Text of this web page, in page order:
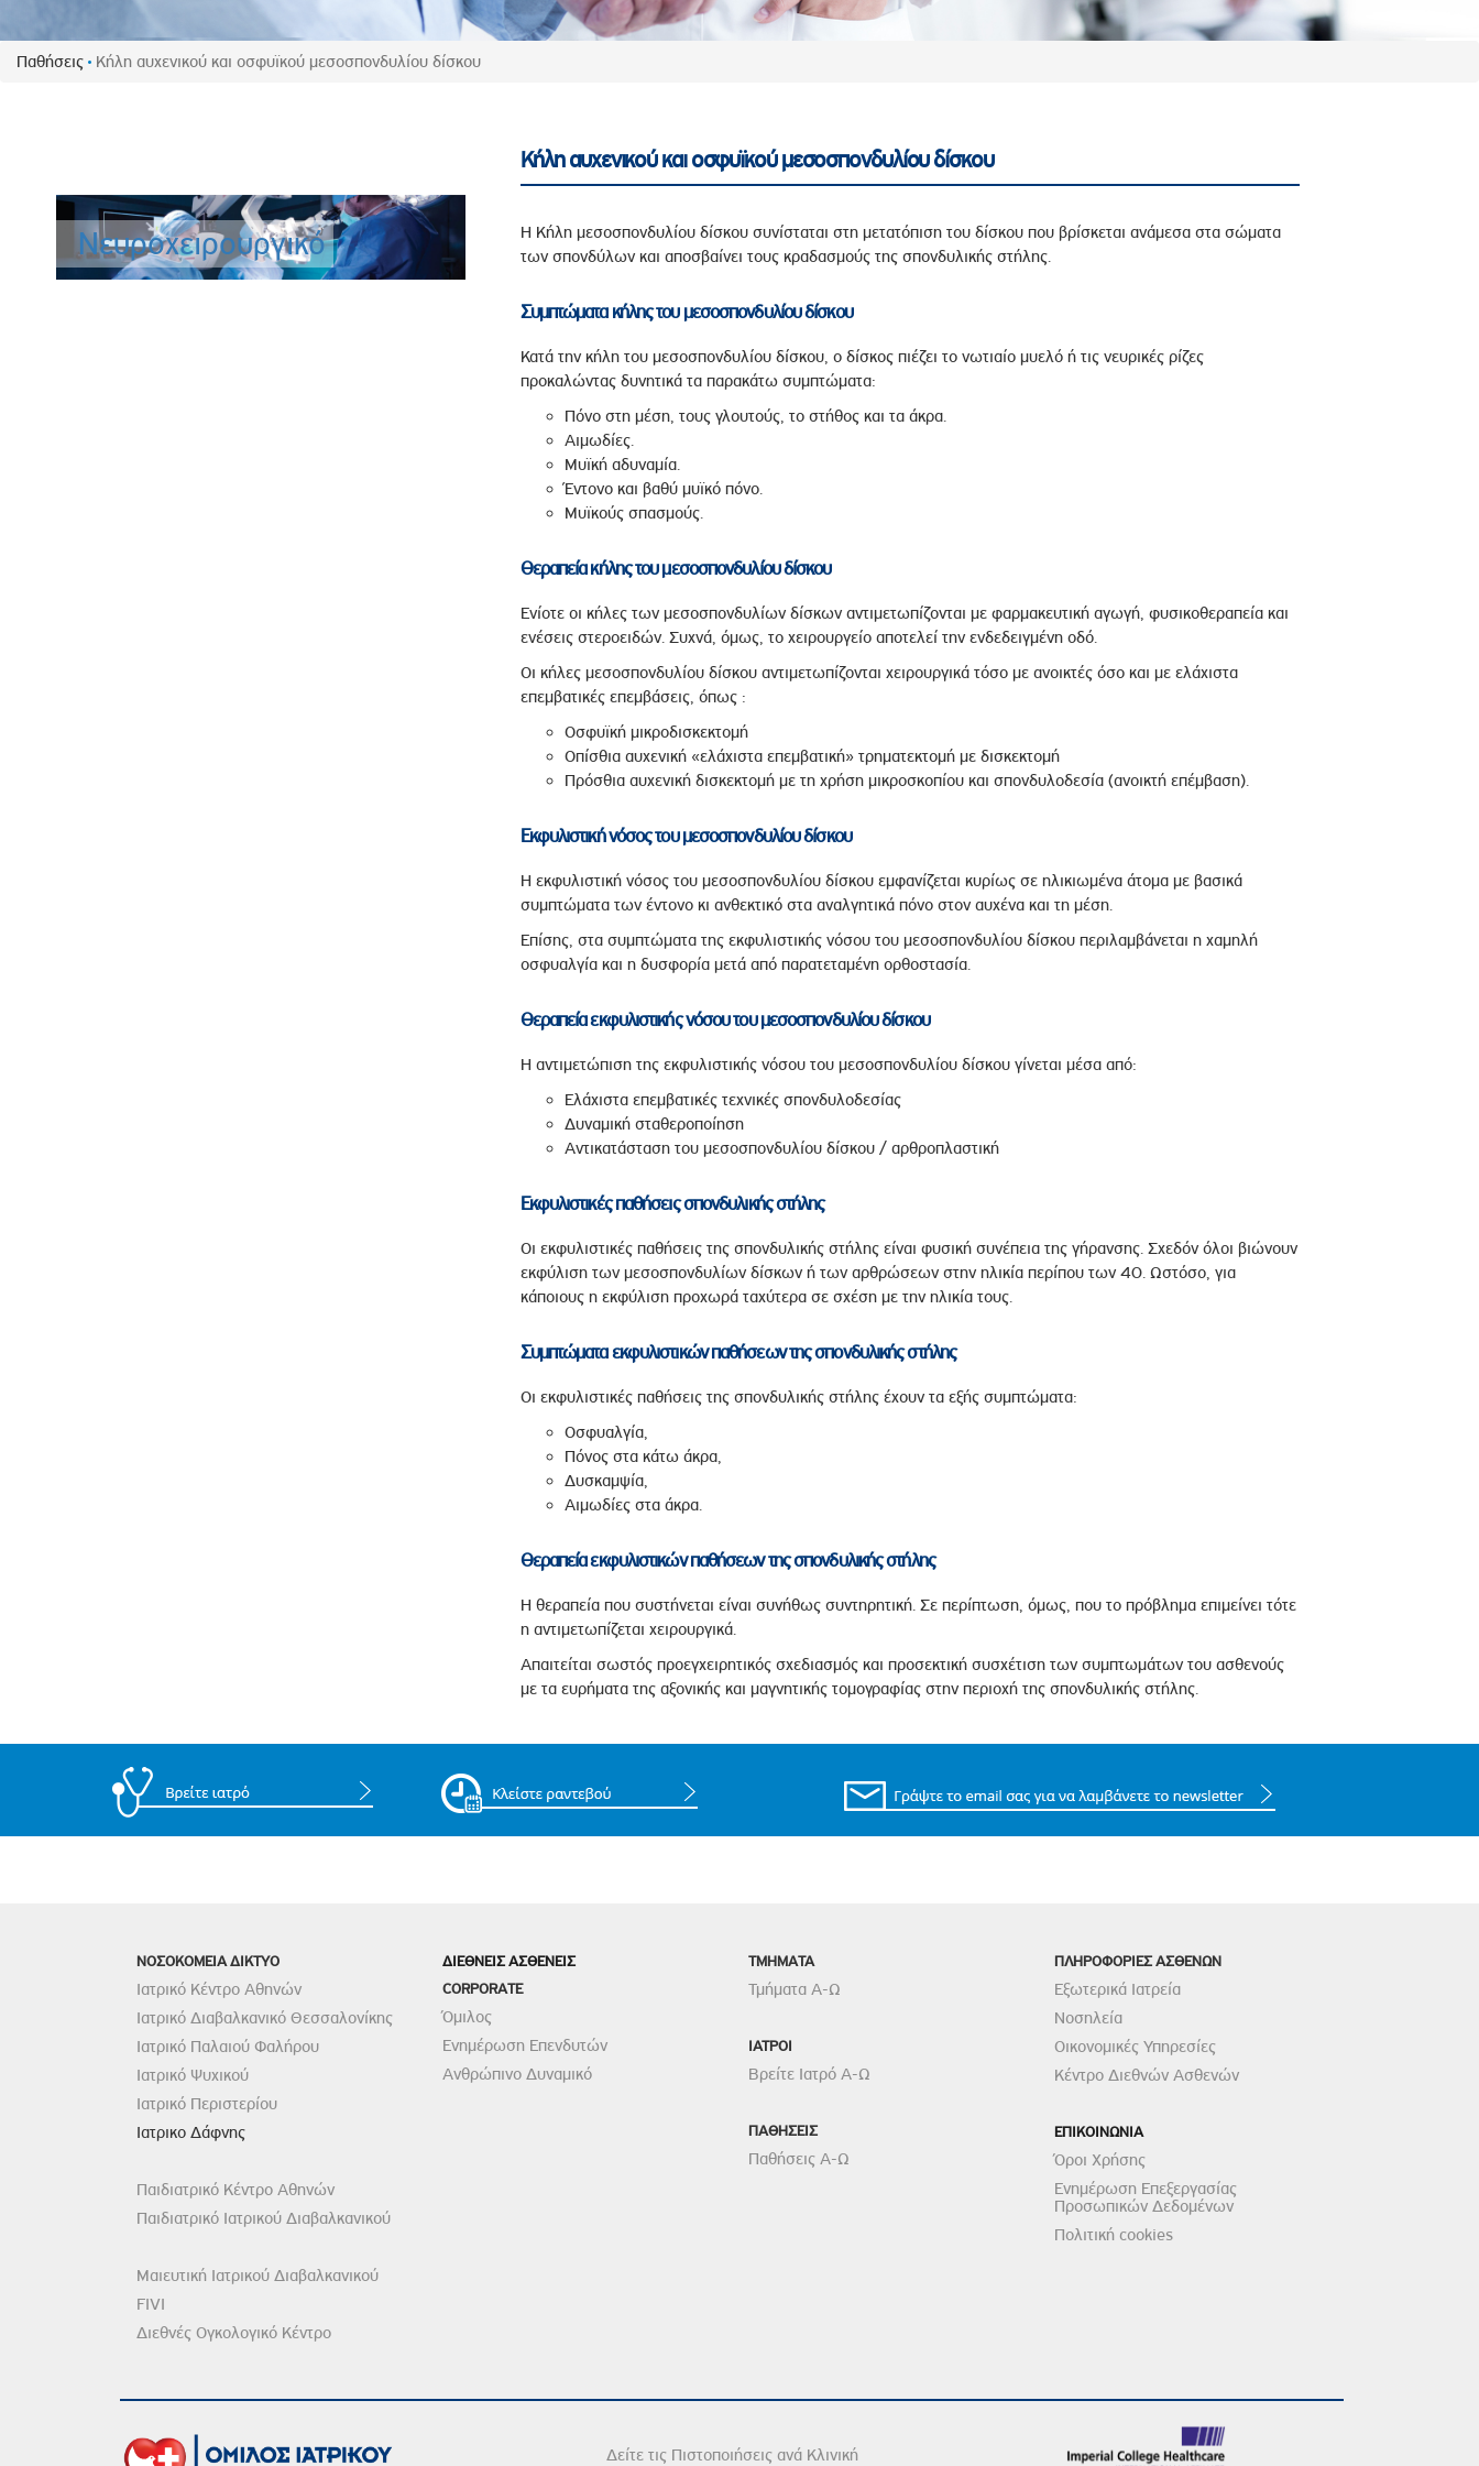
Πολιτική Προσλήψεων Προσωπικού, Στελεχών και Συνεργατών
Πολιτικές Ασφάλειας Πληροφοριών
Κανονισμός Επιτροπής Αποδοχών - Υποψηφιοτήτων
Κανονισμός Λειτουργίας Επιτροπής Ελέγχου
Διεύθυνση Εσωτερικού Ελέγχου Κανονισμός Λειτουργίας
Έκθεσης Βιώσιμης Ανάπτυξης 2023
Έκθεση Βιώσιμης Ανάπτυξης 2024
Πολιτική Δέουσας Επιμέλειας Τρίτων Μερών
Πολιτική Αναγνώρισης Προστασίας και Προαγωγής των Δικαιωμάτων των
Παθήσεις Κήλη αυχενικού και οσφυϊκού μεσοσπονδυλίου δίσκου
Νευροχειρουργικό
Κήλη αυχενικού και οσφυϊκού μεσοσπονδυλίου δίσκου
Η Κήλη μεσοσπονδυλίου δίσκου συνίσταται στη μετατόπιση του δίσκου που βρίσκεται ανάμεσα στα σώματα
των σπονδύλων και αποσβαίνει τους κραδασμούς της σπονδυλικής στήλης.
Συμπτώματα κήλης του μεσοσπονδυλίου δίσκου
Κατά την κήλη του μεσοσπονδυλίου δίσκου, ο δίσκος πιέζει το νωτιαίο μυελό ή τις νευρικές ρίζες
προκαλώντας δυνητικά τα παρακάτω συμπτώματα:
Πόνο στη μέση, τους γλουτούς, το στήθος και τα άκρα.
Αιμωδίες.
Μυϊκή αδυναμία.
Έντονο και βαθύ μυϊκό πόνο.
Μυϊκούς σπασμούς.
Θεραπεία κήλης του μεσοσπονδυλίου δίσκου
Ενίοτε οι κήλες των μεσοσπονδυλίων δίσκων αντιμετωπίζονται με φαρμακευτική αγωγή, φυσικοθεραπεία και
ενέσεις στεροειδών. Συχνά, όμως, το χειρουργείο αποτελεί την ενδεδειγμένη οδό.
Οι κήλες μεσοσπονδυλίου δίσκου αντιμετωπίζονται χειρουργικά τόσο με ανοικτές όσο και με ελάχιστα
επεμβατικές επεμβάσεις, όπως :
Οσφυϊκή μικροδισκεκτομή
Οπίσθια αυχενική «ελάχιστα επεμβατική» τρηματεκτομή με δισκεκτομή
Πρόσθια αυχενική δισκεκτομή με τη χρήση μικροσκοπίου και σπονδυλοδεσία (ανοικτή επέμβαση).
Εκφυλιστική νόσος του μεσοσπονδυλίου δίσκου
Η εκφυλιστική νόσος του μεσοσπονδυλίου δίσκου εμφανίζεται κυρίως σε ηλικιωμένα άτομα με βασικά
συμπτώματα των έντονο κι ανθεκτικό στα αναλγητικά πόνο στον αυχένα και τη μέση.
Επίσης, στα συμπτώματα της εκφυλιστικής νόσου του μεσοσπονδυλίου δίσκου περιλαμβάνεται η χαμηλή
οσφυαλγία και η δυσφορία μετά από παρατεταμένη ορθοστασία.
Θεραπεία εκφυλιστικής νόσου του μεσοσπονδυλίου δίσκου
Η αντιμετώπιση της εκφυλιστικής νόσου του μεσοσπονδυλίου δίσκου γίνεται μέσα από:
Ελάχιστα επεμβατικές τεχνικές σπονδυλοδεσίας
Δυναμική σταθεροποίηση
Αντικατάσταση του μεσοσπονδυλίου δίσκου / αρθροπλαστική
Εκφυλιστικές παθήσεις σπονδυλικής στήλης
Οι εκφυλιστικές παθήσεις της σπονδυλικής στήλης είναι φυσική συνέπεια της γήρανσης. Σχεδόν όλοι βιώνουν
εκφύλιση των μεσοσπονδυλίων δίσκων ή των αρθρώσεων στην ηλικία περίπου των 40. Ωστόσο, για
κάποιους η εκφύλιση προχωρά ταχύτερα σε σχέση με την ηλικία τους.
Συμπτώματα εκφυλιστικών παθήσεων της σπονδυλικής στήλης
Οι εκφυλιστικές παθήσεις της σπονδυλικής στήλης έχουν τα εξής συμπτώματα:
Οσφυαλγία,
Πόνος στα κάτω άκρα,
Δυσκαμψία,
Αιμωδίες στα άκρα.
Θεραπεία εκφυλιστικών παθήσεων της σπονδυλικής στήλης
Η θεραπεία που συστήνεται είναι συνήθως συντηρητική. Σε περίπτωση, όμως, που το πρόβλημα επιμείνει τότε
η αντιμετωπίζεται χειρουργικά.
Απαιτείται σωστός προεγχειρητικός σχεδιασμός και προσεκτική συσχέτιση των συμπτωμάτων του ασθενούς
με τα ευρήματα της αξονικής και μαγνητικής τομογραφίας στην περιοχή της σπονδυλικής στήλης.
ΝΟΣΟΚΟΜΕΙΑ ΔΙΚΤΥΟ
Ιατρικό Κέντρο Αθηνών
Ιατρικό Διαβαλκανικό Θεσσαλονίκης
Ιατρικό Παλαιού Φαλήρου
Ιατρικό Ψυχικού
Ιατρικό Περιστερίου
Ιατρικο Δάφνης
Παιδιατρικό Κέντρο Αθηνών
Παιδιατρικό Ιατρικού Διαβαλκανικού
Μαιευτική Ιατρικού Διαβαλκανικού
FIVI
Διεθνές Ογκολογικό Κέντρο
ΔΙΕΘΝΕΙΣ ΑΣΘΕΝΕΙΣ
CORPORATE
Όμιλος
Ενημέρωση Επενδυτών
Ανθρώπινο Δυναμικό
TMHMATA
Τμήματα Α-Ω
ΙΑΤΡΟΙ
Βρείτε Ιατρό Α-Ω
ΠΑΘΗΣΕΙΣ
Παθήσεις Α-Ω
ΠΛΗΡΟΦΟΡΙΕΣ ΑΣΘΕΝΩΝ
Εξωτερικά Ιατρεία
Νοσηλεία
Οικονομικές Υπηρεσίες
Κέντρο Διεθνών Ασθενών
ΕΠΙΚΟΙΝΩΝΙΑ
Όροι Χρήσης
Ενημέρωση Επεξεργασίας
Προσωπικών Δεδομένων
Πολιτική cookies
Δείτε τις Πιστοποιήσεις ανά Κλινική